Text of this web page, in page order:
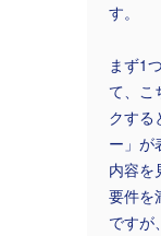
す。
まず1
て、こ
クする
ー」が
内容を
要件を
ですが